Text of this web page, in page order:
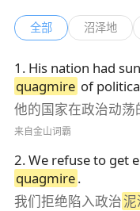
全部 沼泽地
1 . His nation had
quagmire of
他的国家在政治动荡
来自金山词霸
2.We refuse to get
quagmire.
我们拒绝陷入政治泥